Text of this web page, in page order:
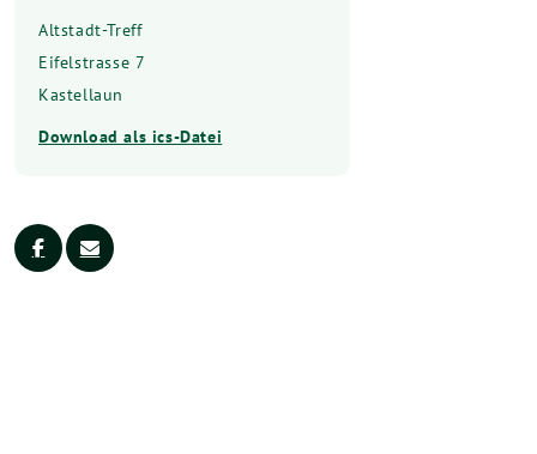
Altstadt-Treff
Eifelstrasse 7
Kastellaun
Download als ics-Datei